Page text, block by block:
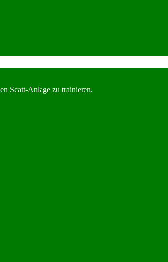
Scatt-Anlage zu trainieren.